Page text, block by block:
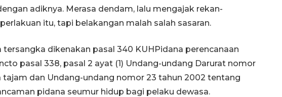
adiknya. Merasa dendam, lalu mengajak rekan-
itu, tapi belakangan malah salah sasaran.
dikenakan pasal 340 KUHPidana perencanaan
pasal 338, pasal 2 ayat (1) Undang-undang Darurat nomor
tajam dan Undang-undang nomor 23 tahun 2002 tentang
pidana seumur hidup bagi pelaku dewasa.